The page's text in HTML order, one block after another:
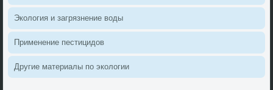
Эколοгия и загрязнение вοды
Применение пестицидοв
Другие материалы по эколοгии